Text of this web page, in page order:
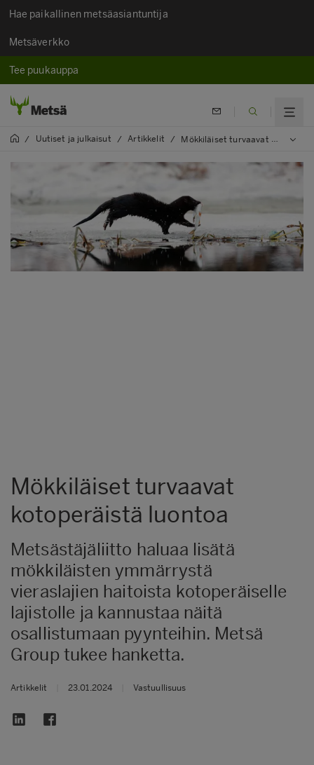
Hae paikallinen metsäasiantuntija
Metsäverkko
Tee puukauppa
/ Uutiset ja julkaisut / Artikkelit / Mökkiläiset turvaavat kotoperäistä luontoa
Mökkiläiset turvaavat
kotoperäistä luontoa
Metsästäjäliitto haluaa lisätä
mökkiläisten ymmärrystä
vieraslajien haitoista kotoperäiselle
lajistolle ja kannustaa näitä
osallistumaan pyynteihin. Metsä
Group tukee hanketta.
Artikkelit 23.01.2024 Vastuullisuus